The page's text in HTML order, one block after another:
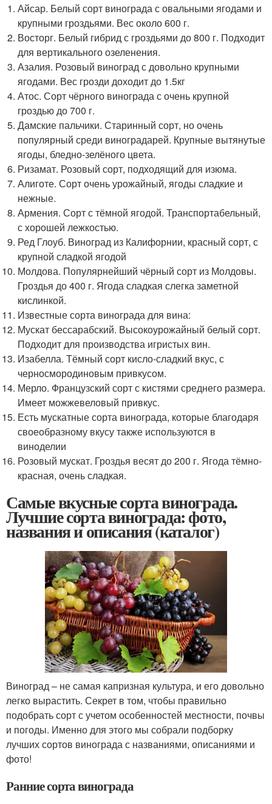
Айсар. Белый сорт винограда с овальными ягодами и
крупными гроздьями. Вес около 600 г.
Восторг. Белый гибрид с гроздьями до 800 г. Подходит
для вертикального озеленения.
Азалия. Розовый виноград с довольно крупными
ягодами. Вес грозди доходит до 1.5кг
Атос. Сорт чёрного винограда с очень крупной
гроздью до 700 г.
Дамские пальчики. Старинный сорт, но очень
популярный среди виноградарей. Крупные вытянутые
ягоды, бледно-зелёного цвета.
Ризамат. Розовый сорт, подходящий для изюма.
Алиготе. Сорт очень урожайный, ягоды сладкие и
нежные.
Армения. Сорт с тёмной ягодой. Транспортабельный,
с хорошей лежкостью.
Ред Глоуб. Виноград из Калифорнии, красный сорт, с
крупной сладкой ягодой
Молдова. Популярнейший чёрный сорт из Молдовы.
Гроздья до 400 г. Ягода сладкая слегка заметной
кислинкой.
Известные сорта винограда для вина:
Мускат бессарабский. Высокоурожайный белый сорт.
Подходит для производства игристых вин.
Изабелла. Тёмный сорт кисло-сладкий вкус, с
черносмородиновым привкусом.
Мерло. Французский сорт с кистями среднего размера.
Имеет можжевеловый привкус.
Есть мускатные сорта винограда, которые благодаря
своеобразному вкусу также используются в
виноделии
Розовый мускат. Гроздья весят до 200 г. Ягода тёмно-
красная, очень сладкая.
Самые вкусные сорта винограда.
Лучшие сорта винограда: фото,
названия и описания (каталог)
Виноград – не самая капризная культура, и его довольно
легко вырастить. Секрет в том, чтобы правильно
подобрать сорт с учетом особенностей местности, почвы
и погоды. Именно для этого мы собрали подборку
лучших сортов винограда с названиями, описаниями и
фото!
Ранние сорта винограда